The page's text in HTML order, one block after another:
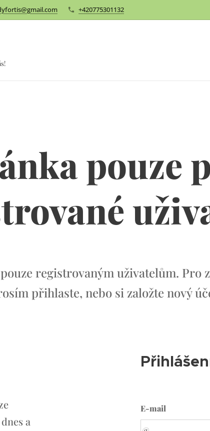
+420775301132
pouze
registrovaným uživatelům. Pro
přihlaste, nebo si založte nový
a
E-mail